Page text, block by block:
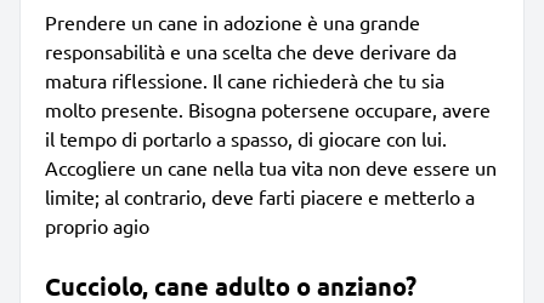
Prendere un cane in adozione è una grande
responsabilità e una scelta che deve derivare da
matura riflessione. Il cane richiederà che tu sia
molto presente. Bisogna potersene occupare, avere
il tempo di portarlo a spasso, di giocare con lui.
Accogliere un cane nella tua vita non deve essere un
limite; al contrario, deve farti piacere e metterlo a
proprio agio
Cucciolo, cane adulto o anziano?